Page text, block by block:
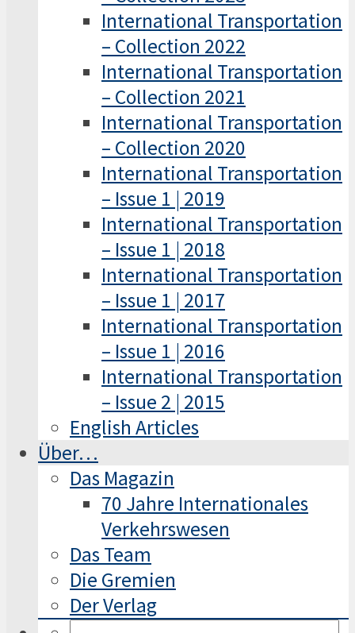
International Transportation
– Collection 2022
International Transportation
– Collection 2021
International Transportation
– Collection 2020
International Transportation
– Issue 1 | 2019
International Transportation
– Issue 1 | 2018
International Transportation
– Issue 1 | 2017
International Transportation
– Issue 1 | 2016
International Transportation
– Issue 2 | 2015
English Articles
Über…
Das Magazin
70 Jahre Internationales
Verkehrswesen
Das Team
Die Gremien
Der Verlag